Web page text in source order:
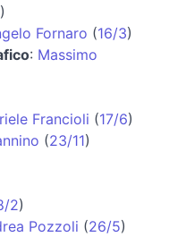
)
Fornaro (16/3)
: Massimo
Francioli (17/6)
(23/11)
2)
Pozzoli (26/5)